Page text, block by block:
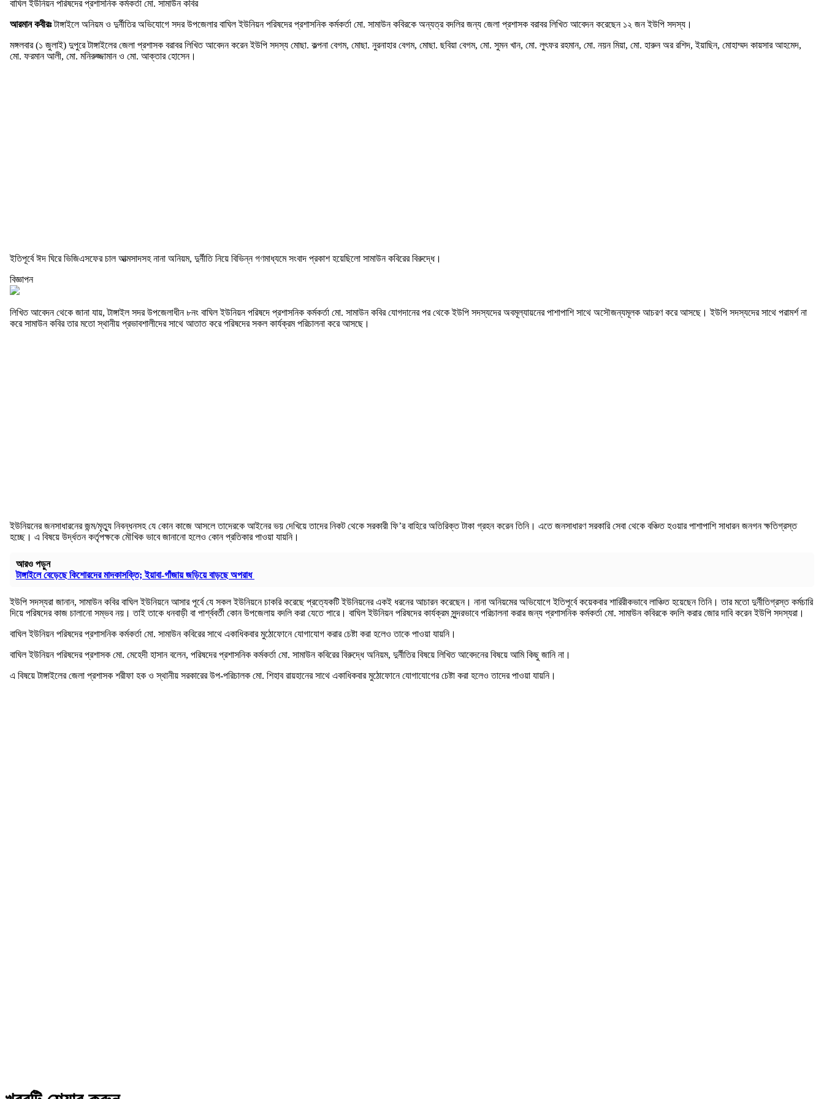
বাঘিল ইউনিয়ন পরিষদের প্রশাসনিক কর্মকর্তা মো. সামাউন কবির
আরমান কবীরঃটাঙ্গাইলে অনিয়ম ও দুর্নীতির অভিযোগে সদর উপজেলার বাঘিল ইউনিয়ন পরিষদের প্রশাসনিক কর্মকর্তা মো. সামাউন কবিরকে অন্যত্র বদলির জন্য জেলা প্রশাসক বরাবর লিখিত আবেদন করেছেন ১২ জন ইউপি সদস্য।
মঙ্গলবার (১ জুলাই) দুপুরে টাঙ্গাইলের জেলা প্রশাসক বরাবর লিখিত আবেদন করেন ইউপি সদস্য মোছা. কল্পনা বেগম, মোছা. নুরনাহার বেগম, মোছা. ছবিয়া বেগম, মো. সুমন খান, মো. লুৎফর রহমান, মো. নয়ন মিয়া, মো. হারুন অর রশিদ, ইয়াছিন, মোহাম্মদ কায়সার আহমেদ,
মো. ফরমান আলী, মো. মনিরুজ্জামান ও মো. আক্তার হোসেন।
ইতিপূর্বে ঈদ ঘিরে ভিজিএসফের চাল আত্মসাদসহ নানা অনিয়ম, দুর্নীতি নিয়ে বিভিন্ন গণমাধ্যমে সংবাদ প্রকাশ হয়েছিলো সামাউন কবিরের বিরুদ্ধে।
বিজ্ঞাপন
লিখিত আবেদন থেকে জানা যায়, টাঙ্গাইল সদর উপজেলাধীন ৮নং বাঘিল ইউনিয়ন পরিষদে প্রশাসনিক কর্মকর্তা মো. সামাউন কবির যোগদানের পর থেকে ইউপি সদস্যদের অবমূল্যায়নের পাশাপাশি সাথে অসৌজন্যমূলক আচরণ করে আসছে। ইউপি সদস্যদের সাথে পরামর্শ না
করে সামাউন কবির তার মতো স্থানীয় প্রভাবশালীদের সাথে আতাত করে পরিষদের সকল কার্যক্রম পরিচালনা করে আসছে।
ইউনিয়নের জনসাধারনের জন্ম/মৃত্যু নিবন্ধনসহ যে কোন কাজে আসলে তাদেরকে আইনের ভয় দেখিয়ে তাদের নিকট থেকে সরকারী ফি’র বাহিরে অতিরিক্ত টাকা গ্রহন করেন তিনি। এতে জনসাধারণ সরকারি সেবা থেকে বঞ্চিত হওয়ার পাশাপাশি সাধারন জনগন ক্ষতিগ্রস্ত
হচ্ছে। এ বিষয়ে উর্দ্ধতন কর্তৃপক্ষকে মৌখিক ভাবে জানানো হলেও কোন প্রতিকার পাওয়া যায়নি।
আরও পড়ুন
টাঙ্গাইলে বেড়েছে কিশোরদের মাদকাসক্তি; ইয়াবা-গাঁজায় জড়িয়ে বাড়ছে অপরাধ
ইউপি সদস্যরা জানান, সামাউন কবির বাঘিল ইউনিয়নে আসার পূর্বে যে সকল ইউনিয়নে চাকরি করেছে প্রত্যেকটি ইউনিয়নের একই ধরনের আচারন করেছেন। নানা অনিয়মের অভিযোগে ইতিপূর্বে কয়েকবার শারিরীকভাবে লাঞ্চিত হয়েছেন তিনি। তার মতো দুর্নীতিগ্রস্ত কর্মচারি
দিয়ে পরিষদের কাজ চালানো সম্ভব নয়। তাই তাকে ধনবাড়ী বা পার্শ্ববর্তী কোন উপজেলায় বদলি করা যেতে পারে। বাঘিল ইউনিয়ন পরিষদের কার্যক্রম সুন্দরভাবে পরিচালনা করার জন্য প্রশাসনিক কর্মকর্তা মো. সামাউন কবিরকে বদলি করার জোর দাবি করেন ইউপি সদস্যরা।
বাঘিল ইউনিয়ন পরিষদের প্রশাসনিক কর্মকর্তা মো. সামাউন কবিরের সাথে একাধিকবার মুঠোফোনে যোগাযোগ করার চেষ্টা করা হলেও তাকে পাওয়া যায়নি।
বাঘিল ইউনিয়ন পরিষদের প্রশাসক মো. মেহেদী হাসান বলেন, পরিষদের প্রশাসনিক কর্মকর্তা মো. সামাউন কবিরের বিরুদ্ধে অনিয়ম, দুর্নীতির বিষয়ে লিখিত আবেদনের বিষয়ে আমি কিছু জানি না।
এ বিষয়ে টাঙ্গাইলের জেলা প্রশাসক শরীফা হক ও স্থানীয় সরকারের উপ-পরিচালক মো. শিহাব রায়হানের সাথে একাধিকবার মুঠোফোনে যোগাযোগের চেষ্টা করা হলেও তাদের পাওয়া যায়নি।